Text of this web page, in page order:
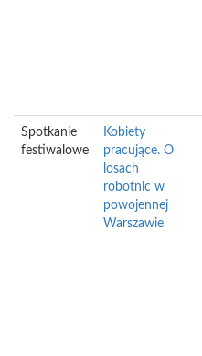
Spotkanie
festiwalowe
Kobiety
pracujące. O
losach
robotnic w
powojennej
Warszawie